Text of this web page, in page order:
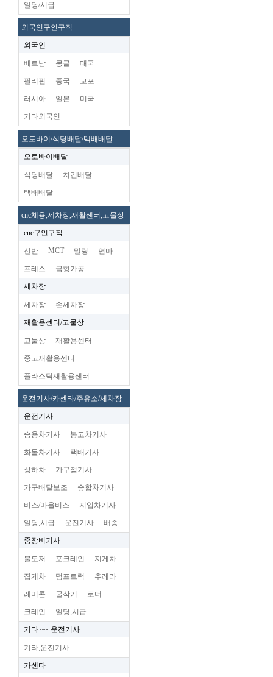
일당/시급
외국인구인구직
외국인
베트남 몽골 태국
필리핀 중국 교포
러시아 일본 미국
기타외국인
오토바이/식당배달/택배배달
오토바이배달
식당배달 치킨배달
택배배달
cnc체용,세차장,재활센터,고물상
cnc구인구직
선반 MCT 밀링 연마
프레스 금형가공
세차장
세차장 손세차장
재활용센터/고물상
고물상 재활용센터
중고재활용센터
플라스틱재활용센터
운전기사/카센타/주유소/세차장
운전기사
승용차기사 봉고차기사
화물차기사 택배기사
상하차 가구점기사
가구배달보조 승합차기사
버스/마을버스 지입차기사
일당,시급 운전기사 배송
중장비기사
불도저 포크레인 지게차
집게차 덤프트럭 추레라
레미콘 굴삭기 로더
크레인 일당,시급
기타 ~~ 운전기사
기타,운전기사
카센타